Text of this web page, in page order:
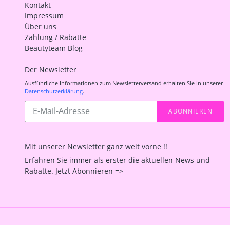
Kontakt
Impressum
Über uns
Zahlung / Rabatte
Beautyteam Blog
Der Newsletter
Ausführliche Informationen zum Newsletterversand erhalten Sie in unserer
Datenschutzerklärung.
Abonnieren
unsere
ABONNIEREN
Mit unserer Newsletter ganz weit vorne !!
Erfahren Sie immer als erster die aktuellen News und
Rabatte. Jetzt Abonnieren =>